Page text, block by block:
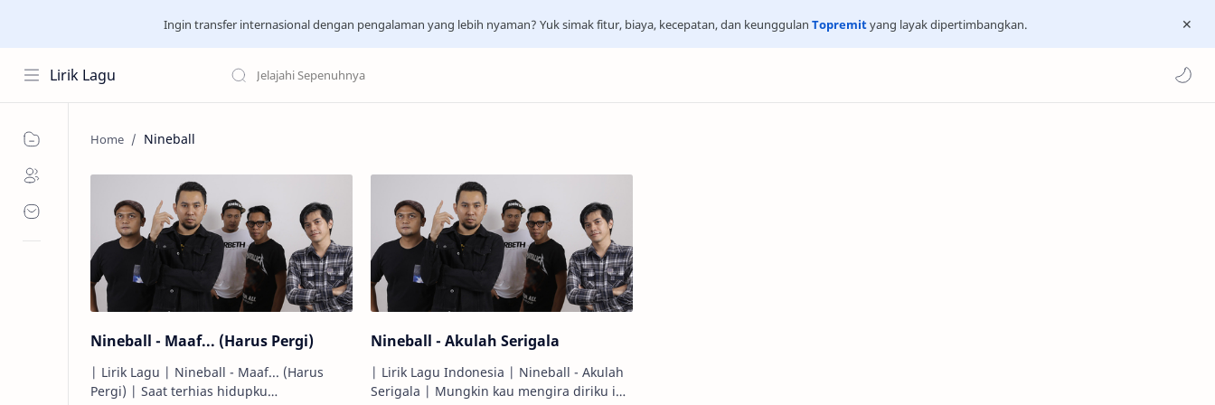
Ingin transfer internasional dengan pengalaman yang lebih nyaman? Yuk simak fitur, biaya, kecepatan, dan keunggulan Topremityang layak dipertimbangkan.
Lirik Lagu
Nineball
Nineball - Maaf... (Harus Pergi)
| Lirik Lagu | Nineball - Maaf... (Harus
Pergi) | Saat terhias hidupku
Nineball - Akulah Serigala
| Lirik Lagu Indonesia | Nineball - Akulah
Serigala | Mungkin kau mengira diriku ini